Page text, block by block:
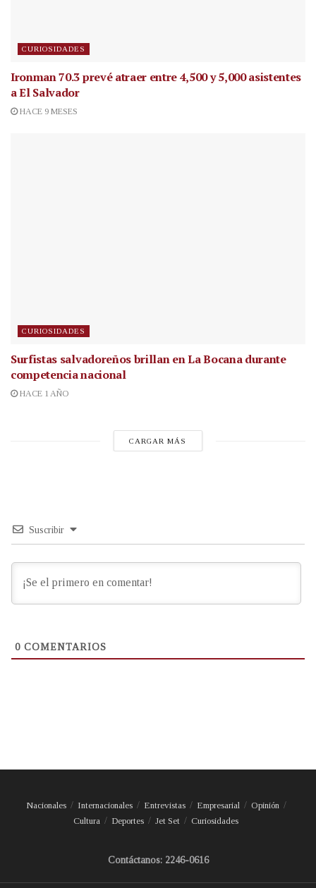
CURIOSIDADES
Ironman 70.3 prevé atraer entre 4,500 y 5,000 asistentes
a El Salvador
HACE 9 MESES
CURIOSIDADES
Surfistas salvadoreños brillan en La Bocana durante
competencia nacional
HACE 1 AÑO
CARGAR MÁS
Suscribir
0 COMENTARIOS
Nacionales Internacionales Entrevistas Empresarial
Opinión
Cultura
Deportes Jet Set Curiosidades
Contáctanos: 2246-0616